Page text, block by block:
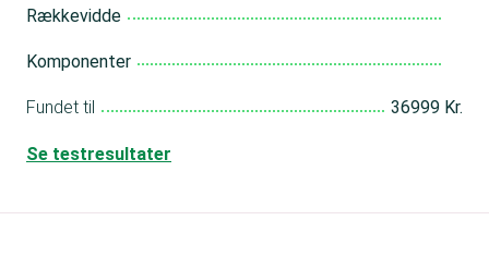
Rækkevidde
Komponenter
Fundet til 36999 Kr.
Se testresultater